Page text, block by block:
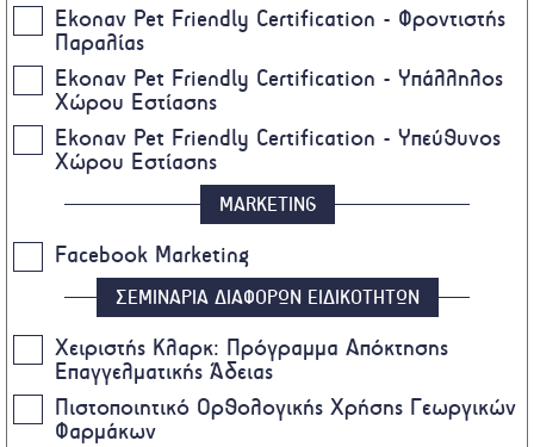
Ekonav Pet Friendly Certification - Φροντιστής
Παραλίας
Ekonav Pet Friendly Certification - Υπάλληλος
Χώρου Εστίασης
Ekonav Pet Friendly Certification - Υπεύθυνος
Χώρου Εστίασης
MARKETING
Facebook Marketing
ΣΕΜΙΝΑΡΙΑ ΔΙΑΦΟΡΩΝ ΕΙΔΙΚΟΤΗΤΩΝ
Χειριστής Κλαρκ: Πρόγραμμα Απόκτησης
Επαγγελματικής Άδειας
Πιστοποιητικό Ορθολογικής Χρήσης Γεωργικών
Φαρμάκων